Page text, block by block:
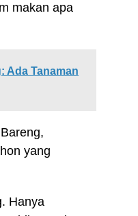
makan apa
Ada Tanaman
yang
Hanya